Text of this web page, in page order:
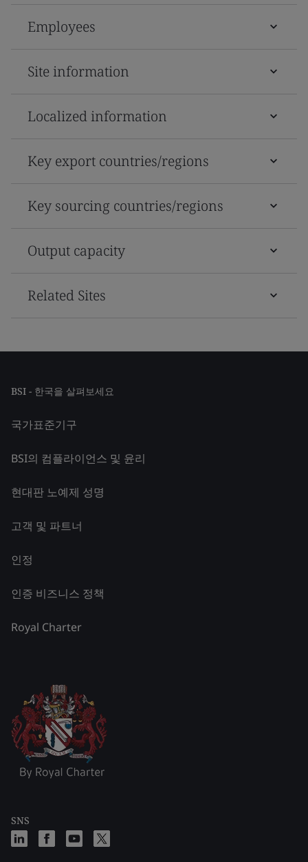
Employees
Site information
Localized information
Key export countries/regions
Key sourcing countries/regions
Output capacity
Related Sites
BSI - 한국을 살펴보세요
국가표준기구
BSI의 컴플라이언스 및 윤리
현대판 노예제 성명
고객 및 파트너
인정
인증 비즈니스 정책
Royal Charter
SNS